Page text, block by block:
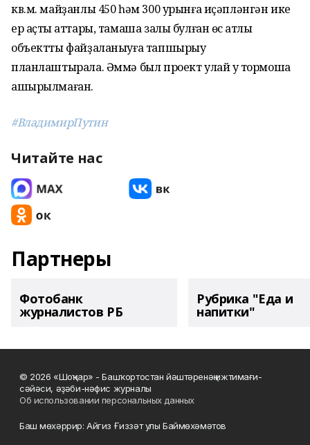
кв.м. майҙанлы 450 һәм 300 урынға иҫәпләнгән ике
ер аҫты ҡаттары, тамаша залы булған өс ҡатлы
объектты файҙаланыуға тапшырыу
планлаштырала. Әммә был проект улай уҡ тормошҡа
ашырылмаған.
#ВладимирПутин
Читайте нас
Партнеры
Фотобанк
журналистов РБ
Рубрика "Еда и
напитки"
© 2026 «Шоңҡар» - Башҡортостан йәштәренәң ижтимағи-
сәйәси, әҙәби-нәфис журналы
Об использовании персональных данных
Баш мөхәррир: Айгиз Ғиззәт улы Баймөхәмәтов